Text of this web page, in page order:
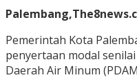
Pemerintah Kota
penyertaan modal
Daerah Air Minum